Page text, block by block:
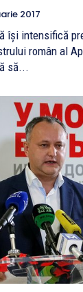
2017
îşi intensifică
român al
să...